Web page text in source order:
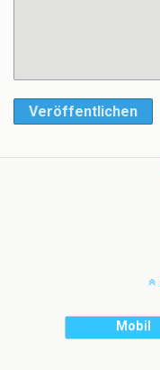
Veröffentlichen
Mobil